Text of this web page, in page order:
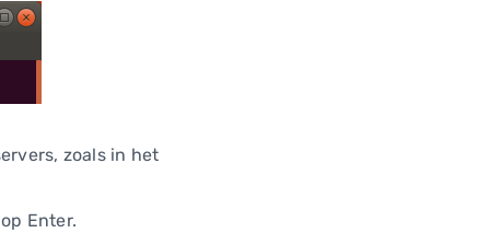
zoals in het
Enter.